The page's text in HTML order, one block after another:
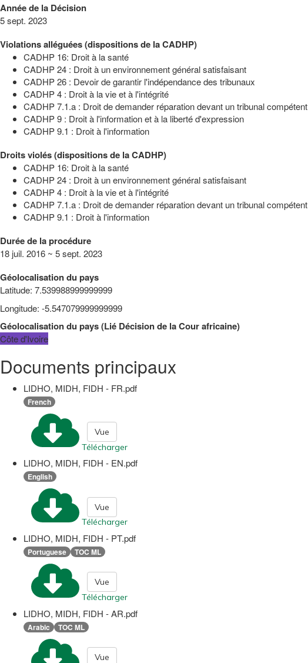
Année de la Décision
5 sept. 2023
Violations alléguées (dispositions de la CADHP)
CADHP 16: Droit à la santé
CADHP 24 : Droit à un environnement général satisfaisant
CADHP 26 : Devoir de garantir l'indépendance des tribunaux
CADHP 4 : Droit à la vie et à l'intégrité
CADHP 7.1.a : Droit de demander réparation devant un tribunal compétent
CADHP 9 : Droit à l'information et à la liberté d'expression
CADHP 9.1 : Droit à l'information
Droits violés (dispositions de la CADHP)
CADHP 16: Droit à la santé
CADHP 24 : Droit à un environnement général satisfaisant
CADHP 4 : Droit à la vie et à l'intégrité
CADHP 7.1.a : Droit de demander réparation devant un tribunal compétent
CADHP 9.1 : Droit à l'information
Durée de la procédure
18 juil. 2016 ~ 5 sept. 2023
Géolocalisation du pays
Latitude: 7.539988999999999
Longitude: -5.547079999999999
Géolocalisation du pays(Lié Décision de la Cour africaine)
Côte d'Ivoire
Documents principaux
LIDHO, MIDH, FIDH - FR.pdf
French
Télécharger
Vue
LIDHO, MIDH, FIDH - EN.pdf
English
Télécharger
Vue
LIDHO, MIDH, FIDH - PT.pdf
Portuguese TOC ML
Télécharger
Vue
LIDHO, MIDH, FIDH - AR.pdf
Arabic TOC ML
Vue